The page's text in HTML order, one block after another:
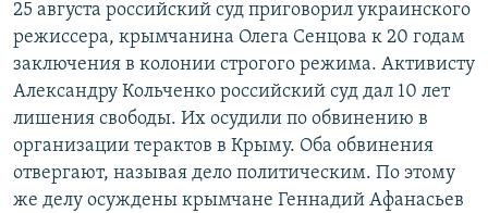
25 августа российский суд приговорил украинского
режиссера, крымчанина Олега Сенцова к 20 годам
заключения в колонии строгого режима. Активисту
Александру Кольченко российский суд дал 10 лет
лишения свободы. Их осудили по обвинению в
организации терактов в Крыму. Оба обвинения
отвергают, называя дело политическим. По этому
же делу осуждены крымчане Геннадий Афанасьев